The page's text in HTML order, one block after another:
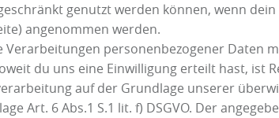
genutzt werden können, wenn
angenommen werden.
personenbezogener Daten
du uns eine Einwilligung erteilt hast, ist
auf der Grundlage unserer
Art. 6 Abs.1 S.1 lit. f) DSGVO. Der